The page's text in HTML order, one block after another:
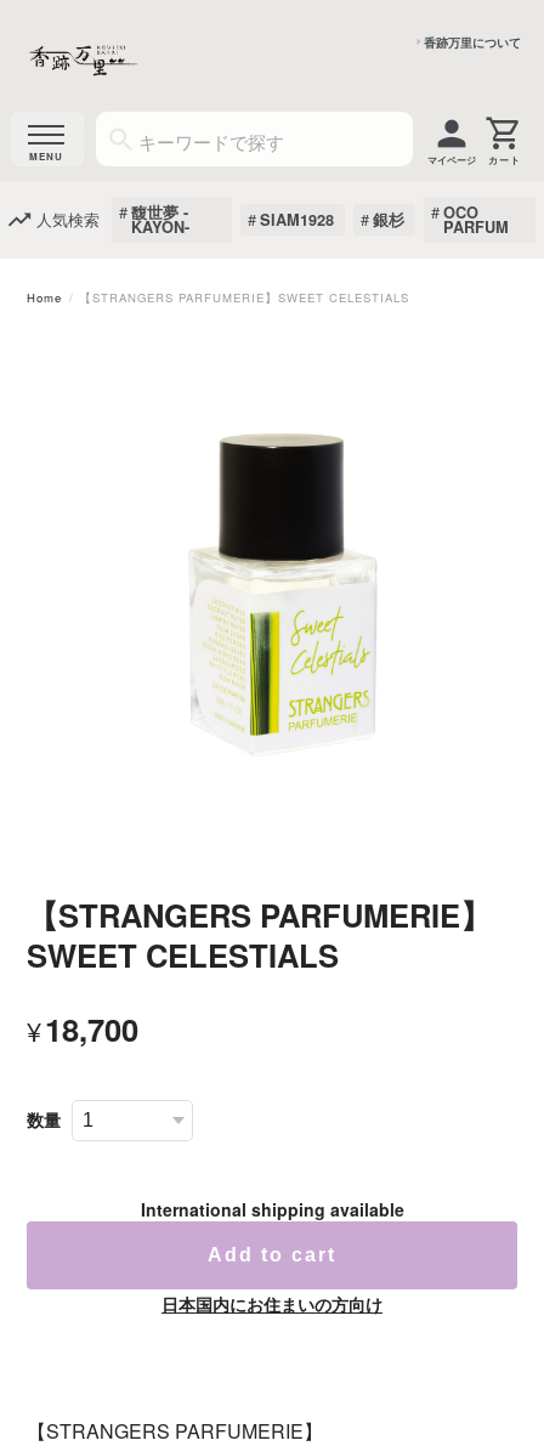
香跡万里について
マイページ
人気検索 馥世夢 -
KAYON- SIAM1928 銀杉 OCO
PARFUM
Home 【STRANGERS PARFUMERIE】SWEET CELESTIALS
【STRANGERS PARFUMERIE】
SWEET CELESTIALS
¥18,700
数量
International shipping available
Add to cart
日本国内にお住まいの方向け
【STRANGERS PARFUMERIE】